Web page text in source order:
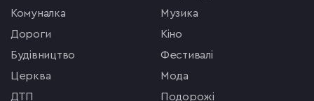
комуналка
Дороги
будівництво
церква
ДТП
музика
кіно
фестивалі
мода
подорожі